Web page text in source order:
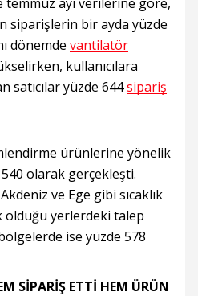
siparişlerin bir ayda yüzde
dönemde vantilatör
kullanıcılara
satıcılar yüzde 644sipariş
ürünlerine yönelik
olarak gerçekleşti.
ve Ege gibi sıcaklık
olduğu yerlerdeki talep
ise yüzde 578
SİPARİŞ ETTİ HEM ÜRÜN